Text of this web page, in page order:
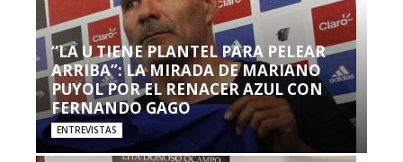
“LA U TIENE PLANTEL PARA PELEAR
ARRIBA”: LA MIRADA DE MARIANO
PUYOL POR EL RENACER AZUL CON
FERNANDO GAGO
ENTREVISTAS